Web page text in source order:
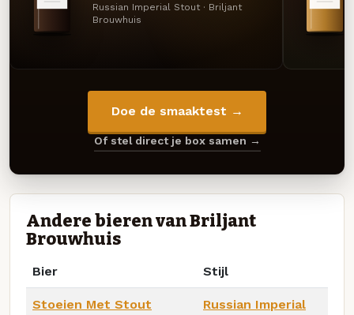
Russian Imperial Stout · Briljant
Brouwhuis
Doe de smaaktest →
Of stel direct je box samen →
Andere bieren van Briljant
Brouwhuis
Bier Stijl
Stoeien Met Stout
Russian Imperial